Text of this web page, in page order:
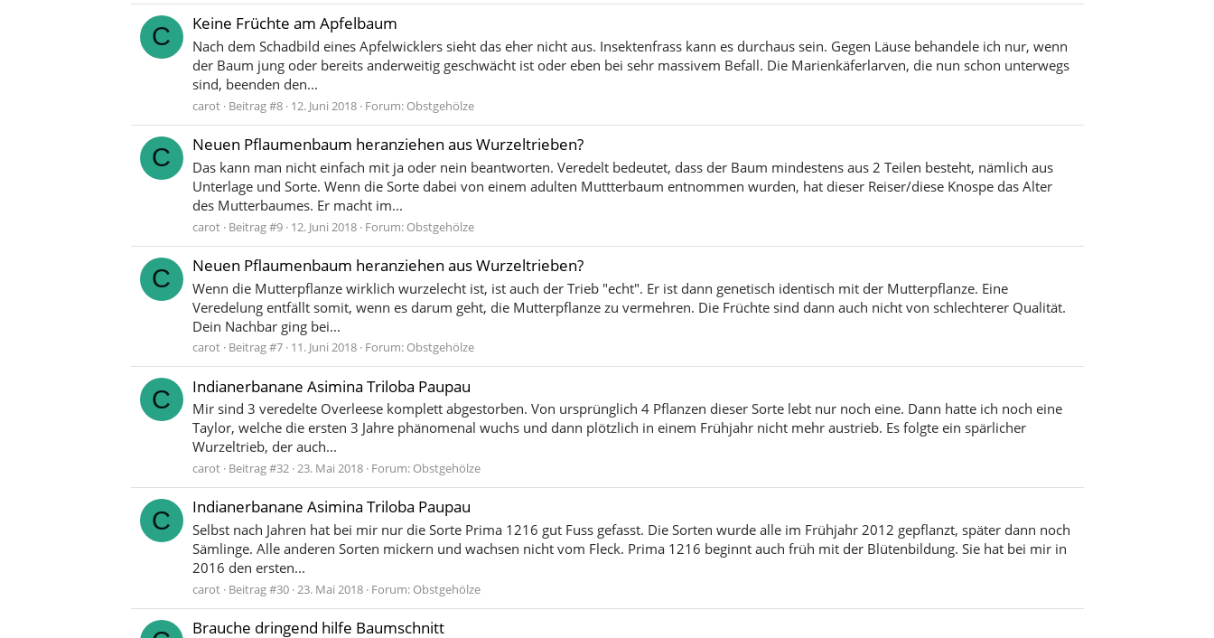
C Keine Früchte am Apfelbaum
Nach dem Schadbild eines Apfelwicklers sieht das eher nicht aus. Insektenfrass kann es durchaus sein. Gegen Läuse behandele ich nur, wenn
der Baum jung oder bereits anderweitig geschwächt ist oder eben bei sehr massivem Befall. Die Marienkäferlarven, die nun schon unterwegs
sind, beenden den...
carot Beitrag #8 12. Juni 2018 Forum: Obstgehölze
C Neuen Pflaumenbaum heranziehen aus Wurzeltrieben?
Das kann man nicht einfach mit ja oder nein beantworten. Veredelt bedeutet, dass der Baum mindestens aus 2 Teilen besteht, nämlich aus
Unterlage und Sorte. Wenn die Sorte dabei von einem adulten Muttterbaum entnommen wurden, hat dieser Reiser/diese Knospe das Alter
des Mutterbaumes. Er macht im...
carot Beitrag #9 12. Juni 2018 Forum: Obstgehölze
C Neuen Pflaumenbaum heranziehen aus Wurzeltrieben?
Wenn die Mutterpflanze wirklich wurzelecht ist, ist auch der Trieb "echt". Er ist dann genetisch identisch mit der Mutterpflanze. Eine
Veredelung entfällt somit, wenn es darum geht, die Mutterpflanze zu vermehren. Die Früchte sind dann auch nicht von schlechterer Qualität.
Dein Nachbar ging bei...
carot Beitrag #7 11. Juni 2018 Forum: Obstgehölze
C Indianerbanane Asimina Triloba Paupau
Mir sind 3 veredelte Overleese komplett abgestorben. Von ursprünglich 4 Pflanzen dieser Sorte lebt nur noch eine. Dann hatte ich noch eine
Taylor, welche die ersten 3 Jahre phänomenal wuchs und dann plötzlich in einem Frühjahr nicht mehr austrieb. Es folgte ein spärlicher
Wurzeltrieb, der auch...
carot Beitrag #32 23. Mai 2018 Forum: Obstgehölze
C Indianerbanane Asimina Triloba Paupau
Selbst nach Jahren hat bei mir nur die Sorte Prima 1216 gut Fuss gefasst. Die Sorten wurde alle im Frühjahr 2012 gepflanzt, später dann noch
Sämlinge. Alle anderen Sorten mickern und wachsen nicht vom Fleck. Prima 1216 beginnt auch früh mit der Blütenbildung. Sie hat bei mir in
2016 den ersten...
carot Beitrag #30 23. Mai 2018 Forum: Obstgehölze
Brauche dringend hilfe Baumschnitt